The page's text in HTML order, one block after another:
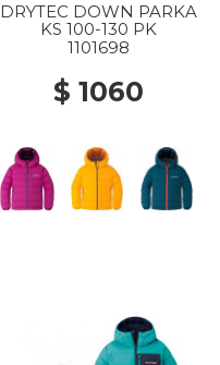
DRYTEC DOWN PARKA
KS 100-130 PK
1101698
$ 1060